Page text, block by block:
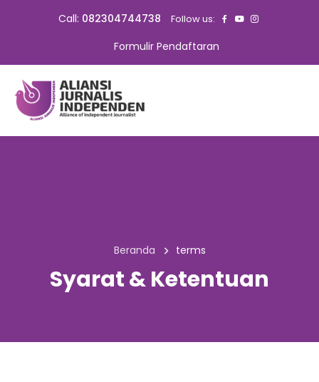
Call: 082304744738 Follow us:
Formulir Pendaftaran
Beranda terms
Syarat & Ketentuan